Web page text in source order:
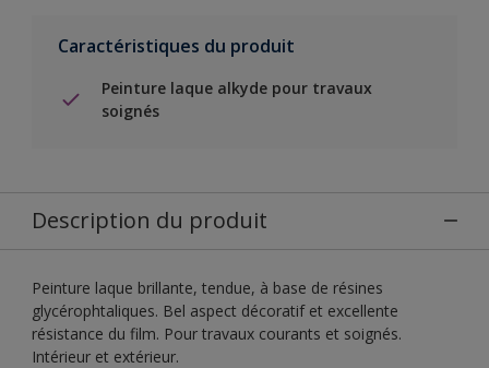
Caractéristiques du produit
Peinture laque alkyde pour travaux
soignés
Description du produit
Peinture laque brillante, tendue, à base de résines
glycérophtaliques. Bel aspect décoratif et excellente
résistance du film. Pour travaux courants et soignés.
Intérieur et extérieur.